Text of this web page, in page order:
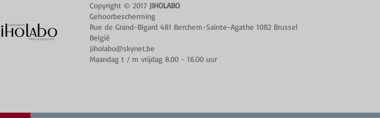
Copyright © 2017 JIHOLABO
Gehoorbescherming
Rue de Grand-Bigard 481 Berchem-Sainte-Agathe 1082 Brussel
België
Jiholabo@skynet.be
Maandag t / m vrijdag 8.00 - 16.00 uur